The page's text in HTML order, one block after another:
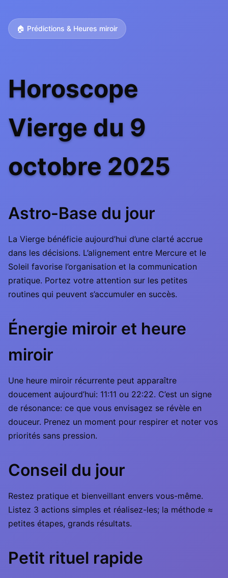
🏠 Prédictions & Heures miroir
Horoscope
Vierge du 9
octobre 2025
Astro-Base du jour
La Vierge bénéficie aujourd’hui d’une clarté accrue
dans les décisions. L’alignement entre Mercure et le
Soleil favorise l’organisation et la communication
pratique. Portez votre attention sur les petites
routines qui peuvent s’accumuler en succès.
Énergie miroir et heure
miroir
Une heure miroir récurrente peut apparaître
doucement aujourd’hui: 11:11 ou 22:22. C’est un signe
de résonance: ce que vous envisagez se révèle en
douceur. Prenez un moment pour respirer et noter vos
priorités sans pression.
Conseil du jour
Restez pratique et bienveillant envers vous-même.
Listez 3 actions simples et réalisez-les; la méthode ≈
petites étapes, grands résultats.
Petit rituel rapide